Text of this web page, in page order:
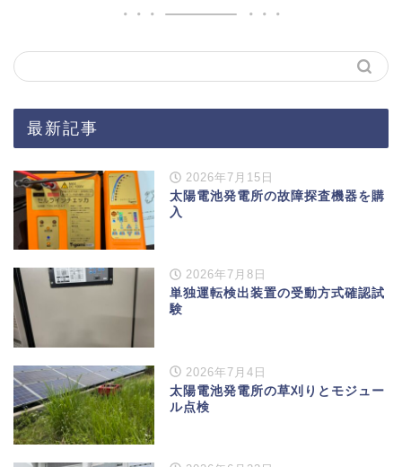
最新記事
2026年7月15日
太陽電池発電所の故障探査機器を購
入
2026年7月8日
単独運転検出装置の受動方式確認試
験
2026年7月4日
太陽電池発電所の草刈りとモジュー
ル点検